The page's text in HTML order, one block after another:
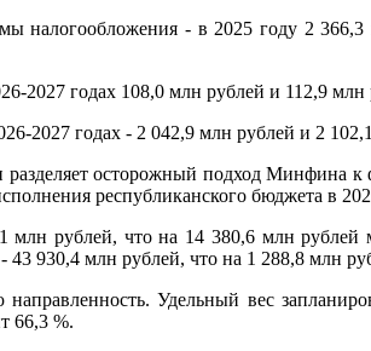
налогообложения - в 2025 году 2
2027 годах 108,0 млн рублей и 112,9 млн
2027 годах - 2 042,9 млн рублей и 2
осторожный подход Минфина
республиканского бюджета в
рублей, что на 14 380,6 млн
930,4 млн рублей, что на 1 288,8 млн
Удельный вес
66,3 %.